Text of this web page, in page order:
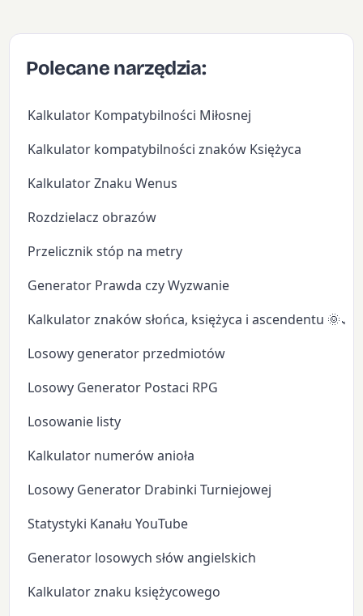
Polecane narzędzia:
Kalkulator Kompatybilności Miłosnej
Kalkulator kompatybilności znaków Księżyca
Kalkulator Znaku Wenus
Rozdzielacz obrazów
Przelicznik stóp na metry
Generator Prawda czy Wyzwanie
Kalkulator znaków słońca, księżyca i ascendentu
Losowy generator przedmiotów
Losowy Generator Postaci RPG
Losowanie listy
Kalkulator numerów anioła
Losowy Generator Drabinki Turniejowej
Statystyki Kanału YouTube
Generator losowych słów angielskich
Kalkulator znaku księżycowego